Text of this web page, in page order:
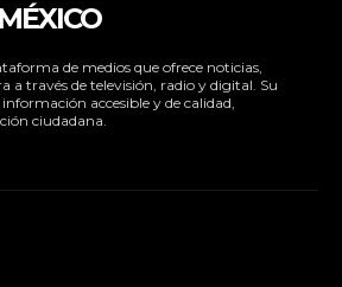
de medios que ofrece noticias,
través de televisión, radio y digital. Su
accesible y de calidad,
ciudadana.